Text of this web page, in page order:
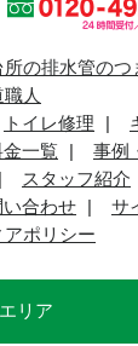
の排水管の
人
トイレ修理
金一覧
事例
スタッフ紹介
い合わせ
サ
アポリシー
リア